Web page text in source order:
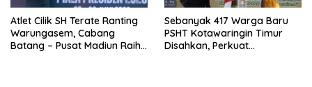
Atlet Cilik SH Terate Ranting
Warungasem, Cabang
Batang – Pusat Madiun Raih
Sebanyak 417 Warga Baru
PSHT Kotawaringin Timur
Disahkan, Perkuat